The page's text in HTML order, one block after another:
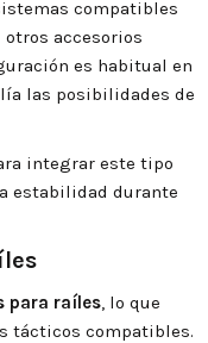
compatibles
accesorios
es habitual en
las posibilidades de
integrar este tipo
estabilidad durante
para raíles, lo que
tácticos compatibles.